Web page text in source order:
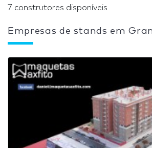
7 construtores disponíveis
Empresas de stands em